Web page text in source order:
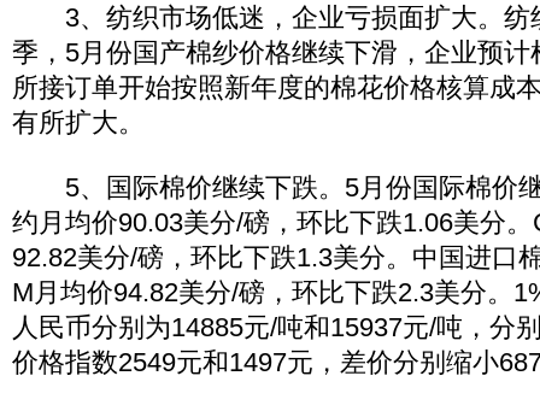
3、纺织市场低迷，企业亏损面扩大。纺
季，5月份国产棉纱价格继续下滑，企业预
所接订单开始按照新年度的棉花价格核算成
有所扩大。
5、国际棉价继续下跌。5月份国际棉价
约月均价90.03美分/磅，环比下跌1.06美分
92.82美分/磅，环比下跌1.3美分。中国进口
M月均价94.82美分/磅，环比下跌2.3美分。
人民币分别为14885元/吨和15937元/吨，分
价格指数2549元和1497元，差价分别缩小